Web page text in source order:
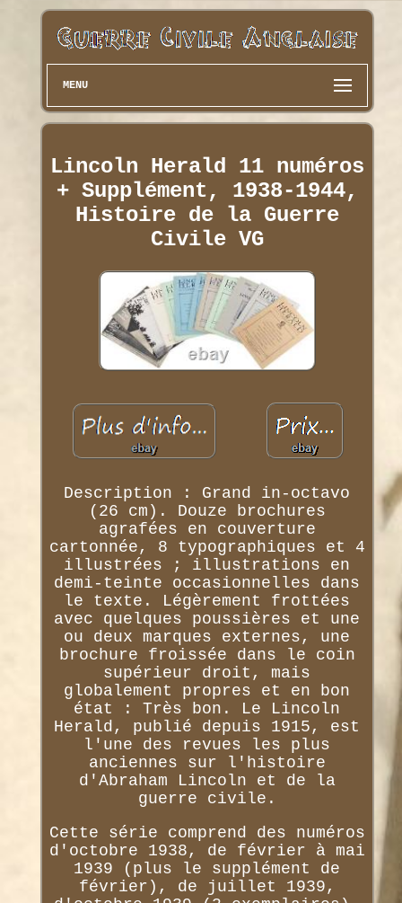
MENU
Lincoln Herald 11 numéros
+ Supplément, 1938-1944,
Histoire de la Guerre
Civile VG
Description : Grand in-octavo
(26 cm). Douze brochures
agrafées en couverture
cartonnée, 8 typographiques et 4
illustrées ; illustrations en
demi-teinte occasionnelles dans
le texte. Légèrement frottées
avec quelques poussières et une
ou deux marques externes, une
brochure froissée dans le coin
supérieur droit, mais
globalement propres et en bon
état : Très bon. Le Lincoln
Herald, publié depuis 1915, est
l'une des revues les plus
anciennes sur l'histoire
d'Abraham Lincoln et de la
guerre civile.
Cette série comprend des numéros
d'octobre 1938, de février à mai
1939 (plus le supplément de
février), de juillet 1939,